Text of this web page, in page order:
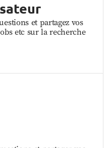
et partagez vos
etc sur la recherche